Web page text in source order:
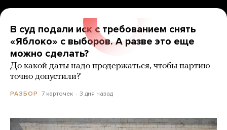
В суд подали иск с требованием снять
«Яблоко» с выборов. А разве это еще
можно сделать?
До какой даты надо продержаться, чтобы партию
точно допустили?
РАЗБОР 7 карточек 3 дня назад